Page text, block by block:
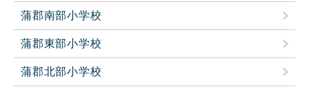
蒲郡南部小学校
蒲郡東部小学校
蒲郡北部小学校